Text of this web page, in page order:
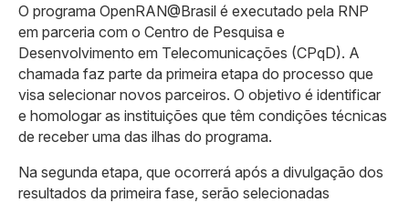
O programa OpenRAN@Brasil é executado pela RNP
em parceria com o Centro de Pesquisa e
Desenvolvimento em Telecomunicações (CPqD). A
chamada faz parte da primeira etapa do processo que
visa selecionar novos parceiros. O objetivo é identificar
e homologar as instituições que têm condições técnicas
de receber uma das ilhas do programa.
Na segunda etapa, que ocorrerá após a divulgação dos
resultados da primeira fase, serão selecionadas